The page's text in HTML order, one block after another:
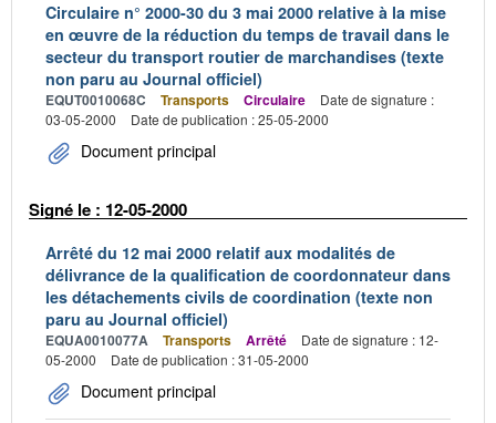
Circulaire n° 2000-30 du 3 mai 2000 relative à la mise
en œuvre de la réduction du temps de travail dans le
secteur du transport routier de marchandises (texte
non paru au Journal officiel)
EQUT0010068C Transports Circulaire
Date de signature :
03-05-2000
Date de publication : 25-05-2000
Document principal
Signé le : 12-05-2000
Arrêté du 12 mai 2000 relatif aux modalités de
délivrance de la qualification de coordonnateur dans
les détachements civils de coordination (texte non
paru au Journal officiel)
EQUA0010077A Transports Arrêté
Date de signature : 12-
05-2000
Date de publication : 31-05-2000
Document principal